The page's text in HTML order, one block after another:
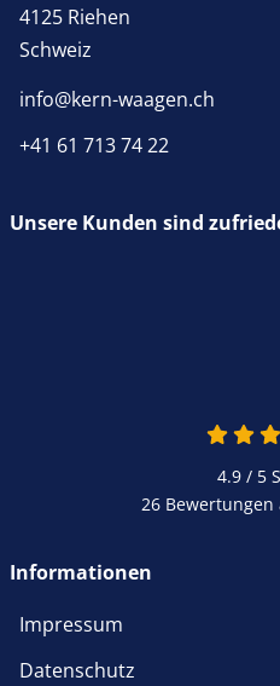
4125 Riehen
Schweiz
info@kern-waagen.ch
+41 61 713 74 22
Unsere Kunden sind
4.9 / 5
26
Informationen
Impressum
Datenschutz